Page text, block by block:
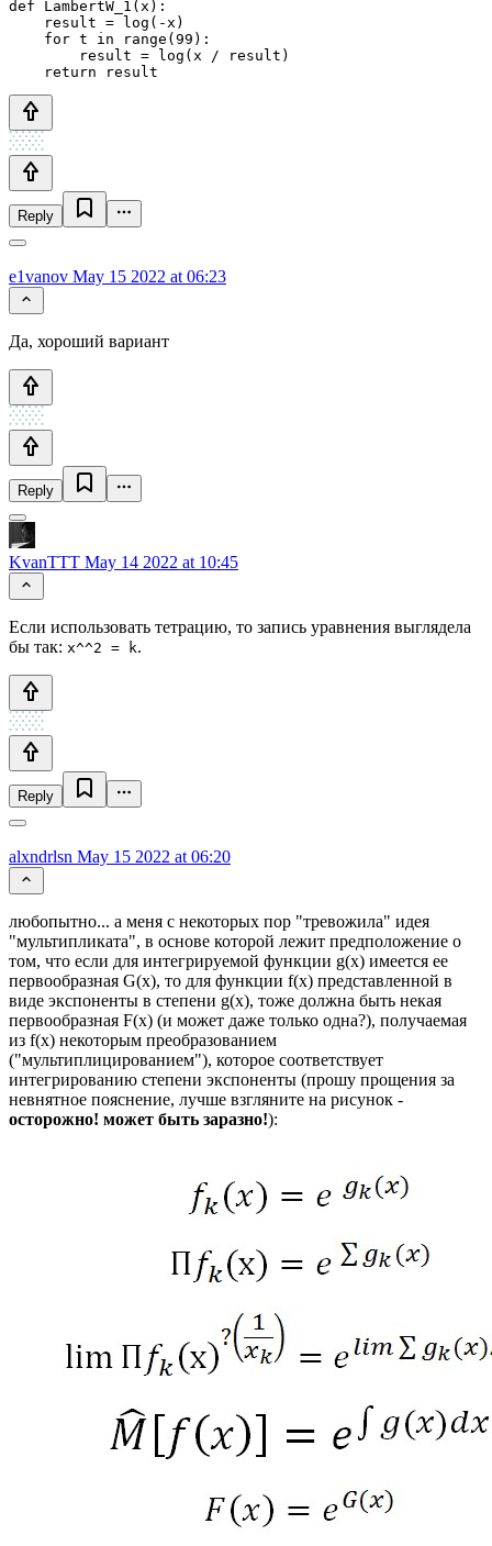
def LambertW_1(x):
    result = log(-x)
    for t in range(99):
        result = log(x / result)
    return result
Reply
e1vanov May 15 2022 at 06:23
Да, хороший вариант
Reply
KvanTTT May 14 2022 at 10:45
Если использовать тетрацию, то запись уравнения выглядела
бы так: x^^2 = k.
Reply
alxndrlsn May 15 2022 at 06:20
любопытно... а меня с некоторых пор "тревожила" идея
"мультипликата", в основе которой лежит предположение о
том, что если для интегрируемой функции g(x) имеется ее
первообразная G(x), то для функции f(x) представленной в
виде экспоненты в степени g(x), тоже должна быть некая
первообразная F(x) (и может даже только одна?), получаемая
из f(x) некоторым преобразованием
("мультиплицированием"), которое соответствует
интегрированию степени экспоненты (прошу прощения за
невнятное пояснение, лучше взгляните на рисунок -
осторожно! может быть заразно!):